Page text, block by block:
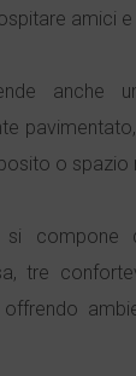
amici e
anche
o spazio
si compone
tre